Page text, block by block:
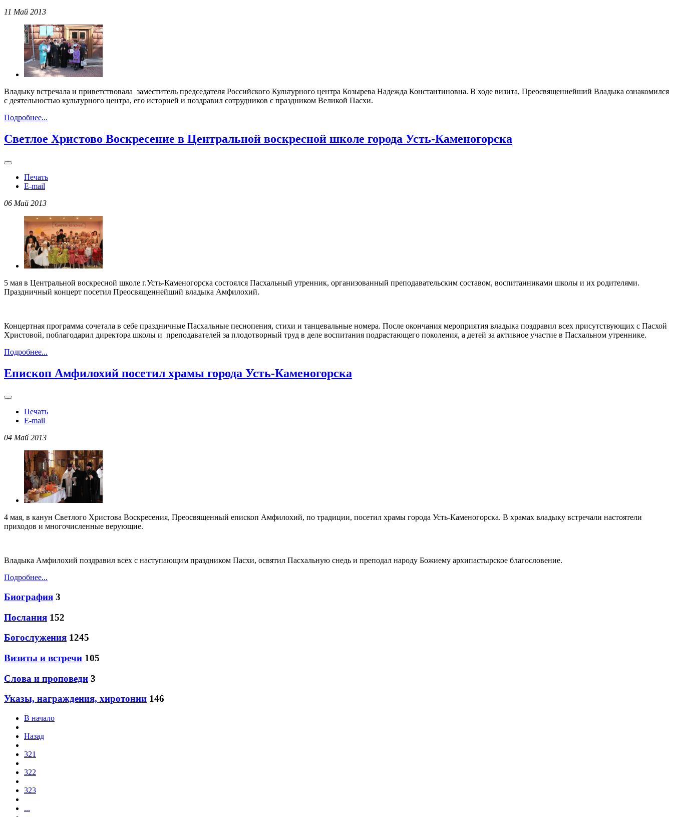
11 Май 2013
Владыку встречала и приветствовала заместитель председателя Российского Культурного центра Козырева Надежда Константиновна. В ходе визита, Преосвященнейший Владыка ознакомился
с деятельностью культурного центра, его историей и поздравил сотрудников с праздником Великой Пасхи.
Подробнее...
Светлое Христово Воскресение в Центральной воскресной школе города Усть-Каменогорска
Печать
E-mail
06 Май 2013
5 мая в Центральной воскресной школе г.Усть-Каменогорска состоялся Пасхальный утренник, организованный преподавательским составом, воспитанниками школы и их родителями.
Праздничный концерт посетил Преосвященнейший владыка Амфилохий.
Концертная программа сочетала в себе праздничные Пасхальные песнопения, стихи и танцевальные номера. После окончания мероприятия владыка поздравил всех присутствующих с Пасхой
Христовой, поблагодарил директора школы и преподавателей за плодотворный труд в деле воспитания подрастающего поколения, а детей за активное участие в Пасхальном утреннике.
Подробнее...
Епископ Амфилохий посетил храмы города Усть-Каменогорска
Печать
E-mail
04 Май 2013
4 мая, в канун Светлого Христова Воскресения, Преосвященный епископ Амфилохий, по традиции, посетил храмы города Усть-Каменогорска. В храмах владыку встречали настоятели
приходов и многочисленные верующие.
Владыка Амфилохий поздравил всех с наступающим праздником Пасхи, освятил Пасхальную снедь и преподал народу Божиему архипастырское благословение.
Подробнее...
Биография 3
Послания 152
Богослужения 1245
Визиты и встречи 105
Слова и проповеди 3
Указы, награждения, хиротонии 146
В начало
Назад
321
322
323
...